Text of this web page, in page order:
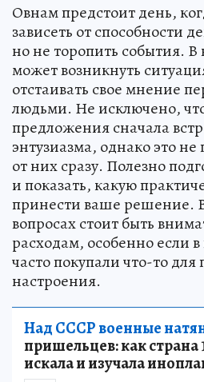
Овнам предстоит день,
зависеть от способности
но не торопить события.
может возникнуть
отстаивать свое мнение
людьми. Не исключено,
предложения сначала
энтузиазма, однако это не
от них сразу. Полезно
и показать, какую
принести ваше решение.
вопросах стоит быть
расходам, особенно если
часто покупали что-то для
настроения.
Над СССР военные
пришельцев: как страна
искала и изучала